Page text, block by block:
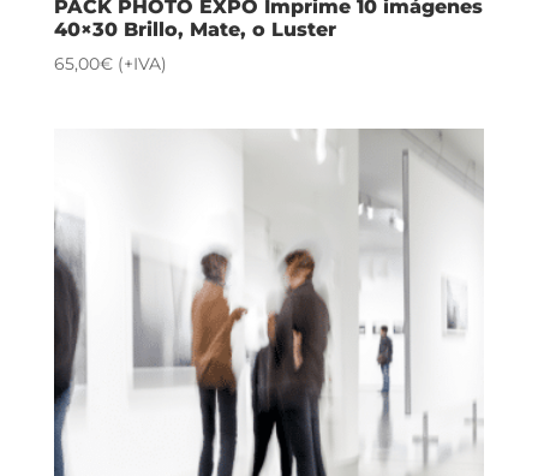
PACK PHOTO EXPO Imprime 10 imágenes
40×30 Brillo, Mate, o Luster
65,00€ (+IVA)